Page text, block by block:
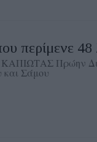
περίμενε 48
Πρώην
και Σάμου